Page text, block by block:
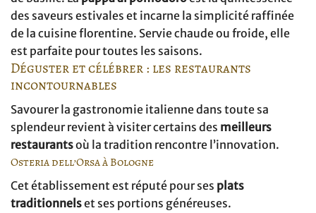
des saveurs estivales et incarne la simplicité raffinée
de la cuisine florentine. Servie chaude ou froide, elle
est parfaite pour toutes les saisons.
Déguster et célébrer : les restaurants
incontournables
Savourer la gastronomie italienne dans toute sa
splendeur revient à visiter certains des meilleurs
restaurantsoù la tradition rencontre l’innovation.
Osteria dell’Orsa à Bologne
Cet établissement est réputé pour ses plats
traditionnelset ses portions généreuses.